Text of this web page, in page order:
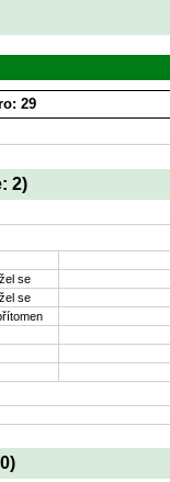
29
2)
se
se